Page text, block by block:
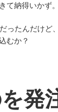
て納得いかず。
ったんだけど
むか？
発